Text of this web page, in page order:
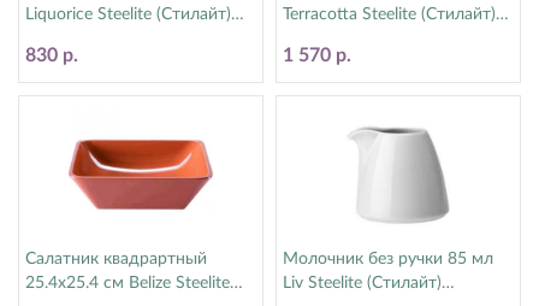
Liquorice Steelite (Стилайт)
830 р.
Terracotta Steelite (Стилайт)
1 570 р.
Салатник квадрартный
25.4х25.4 см Belize Steelite
Молочник без ручки 85 мл
Liv Steelite (Стилайт)